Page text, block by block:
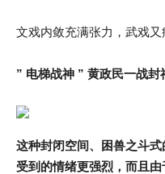
文戏内敛充满张力，武戏又
” 电梯战神 ” 黄政民一战封
这种封闭空间、困兽之斗
受到的情绪更强烈，而且